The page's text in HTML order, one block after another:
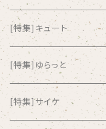
Amsterdamned
ANYO
And Summer Club
[特集]キュート
[特集]ゆらっと
[特集]サイケ